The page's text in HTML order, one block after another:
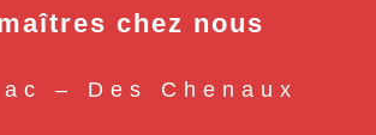
chez nous
– Des Chenaux